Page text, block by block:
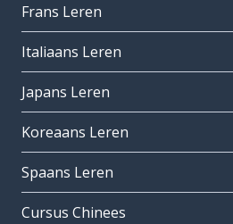
Frans Leren
Italiaans Leren
Japans Leren
Koreaans Leren
Spaans Leren
Cursus Chinees